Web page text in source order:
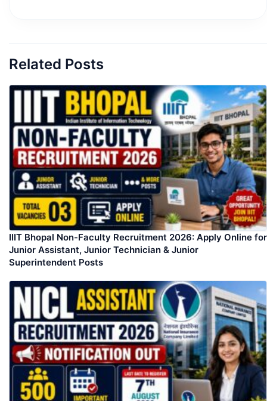
Related Posts
IIIT Bhopal Non-Faculty Recruitment 2026: Apply Online for
Junior Assistant, Junior Technician & Junior
Superintendent Posts